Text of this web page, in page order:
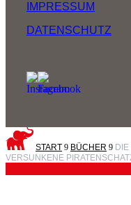
IMPRESSUM
DATENSCHUTZ
START 9 BÜCHER 9
VERSUNKENE